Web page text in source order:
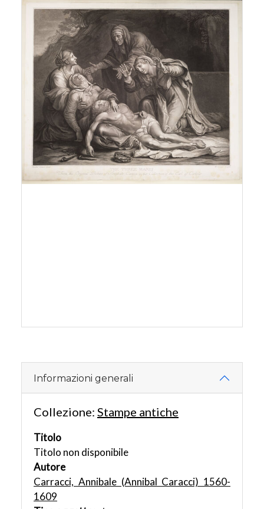
Informazioni generali
Collezione: Stampe antiche
Titolo
Titolo non disponibile
Autore
Carracci, Annibale (Annibal Caracci) 1560-
1609